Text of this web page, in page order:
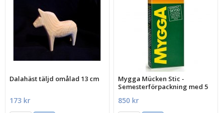
Dalahäst täljd omålad 13 cm
173 kr
Mygga Mücken Stic -
Semesterförpackning med 5
850 kr